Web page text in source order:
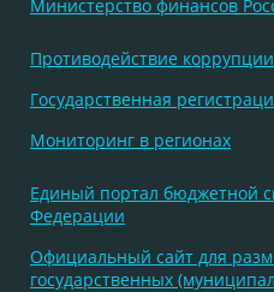
Министерство финансов
Противодействие коррупции
Государственная
Мониторинг в регионах
Единый портал бюджетной
Федерации
Официальный сайт для
государственных